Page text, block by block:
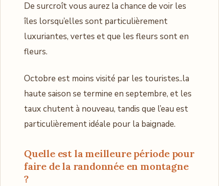
De surcroît vous aurez la chance de voir les
îles lorsqu’elles sont particulièrement
luxuriantes, vertes et que les fleurs sont en
fleurs.
Octobre est moins visité par les touristes..la
haute saison se termine en septembre, et les
taux chutent à nouveau, tandis que l’eau est
particulièrement idéale pour la baignade.
Quelle est la meilleure période pour
faire de la randonnée en montagne
?